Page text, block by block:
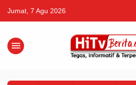
Jumat, 7 Agu 2026
menu